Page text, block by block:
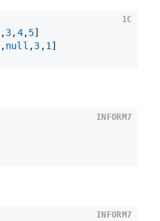
,3,4,5]
,null ,3 ,1 ]
1C
INFORM7
INFORM7